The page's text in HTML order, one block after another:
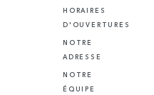
HORAIRES
D'OUVERTURES
NOTRE
ADRESSE
NOTRE
ÉQUIPE